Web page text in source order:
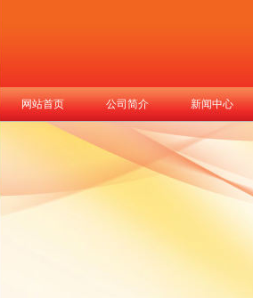
网站首页 公司简介 新闻中心